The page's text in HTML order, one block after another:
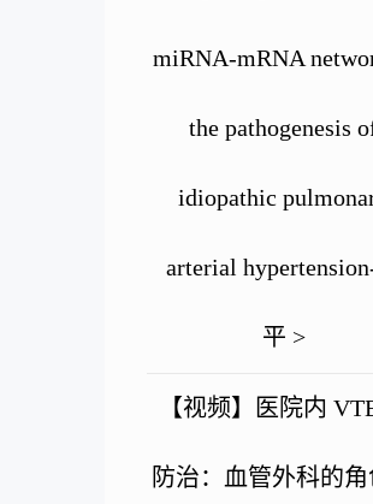
miRNA-mRNA
the pathogenesis
idiopathic
arterial
平 >
【视频】医院内
防治：血管外科的角